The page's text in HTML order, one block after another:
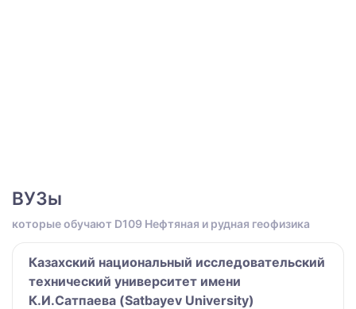
ВУЗы
которые обучают D109 Нефтяная и рудная геофизика
Казахский национальный исследовательский
технический университет имени
К.И.Сатпаева (Satbayev University)